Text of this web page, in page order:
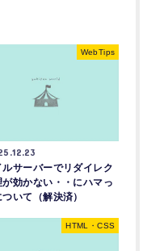
WebTips
ルサーバーでリダイレク
が効かない・・にハマっ
いて（解決済）
HTML・CSS